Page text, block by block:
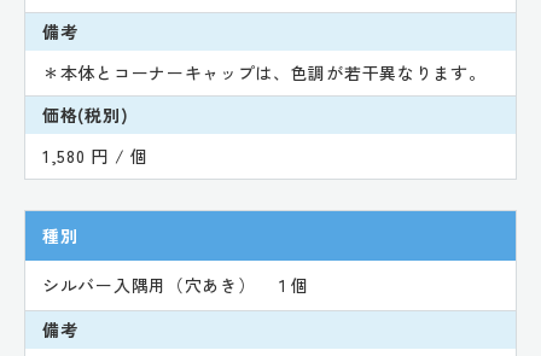
備考
＊本体とコーナーキャップは、色調が若干異なります。
価格(税別)
1,580 円 / 個
種別
シルバー入隅用（穴あき） １個
備考